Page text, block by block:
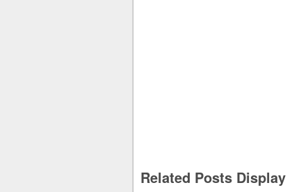
Related Posts Display